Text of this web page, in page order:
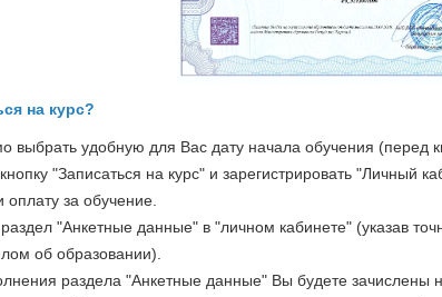
на курс?
выбрать удобную для Вас дату начала обучения (перед
"Записаться на курс" и зарегистрировать "Личный
оплату за обучение.
"Анкетные данные" в "личном кабинете" (указав
об образовании).
раздела "Анкетные данные" Вы будете зачислены